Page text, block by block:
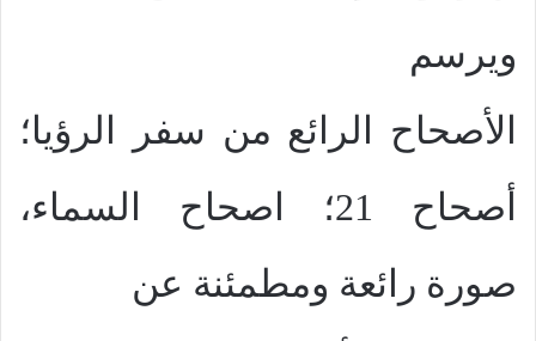
ويرسم
الأصحاح الرائع من سفر الرؤيا؛
أصحاح 21؛ اصحاح السماء،
صورة رائعة ومطمئنة عن